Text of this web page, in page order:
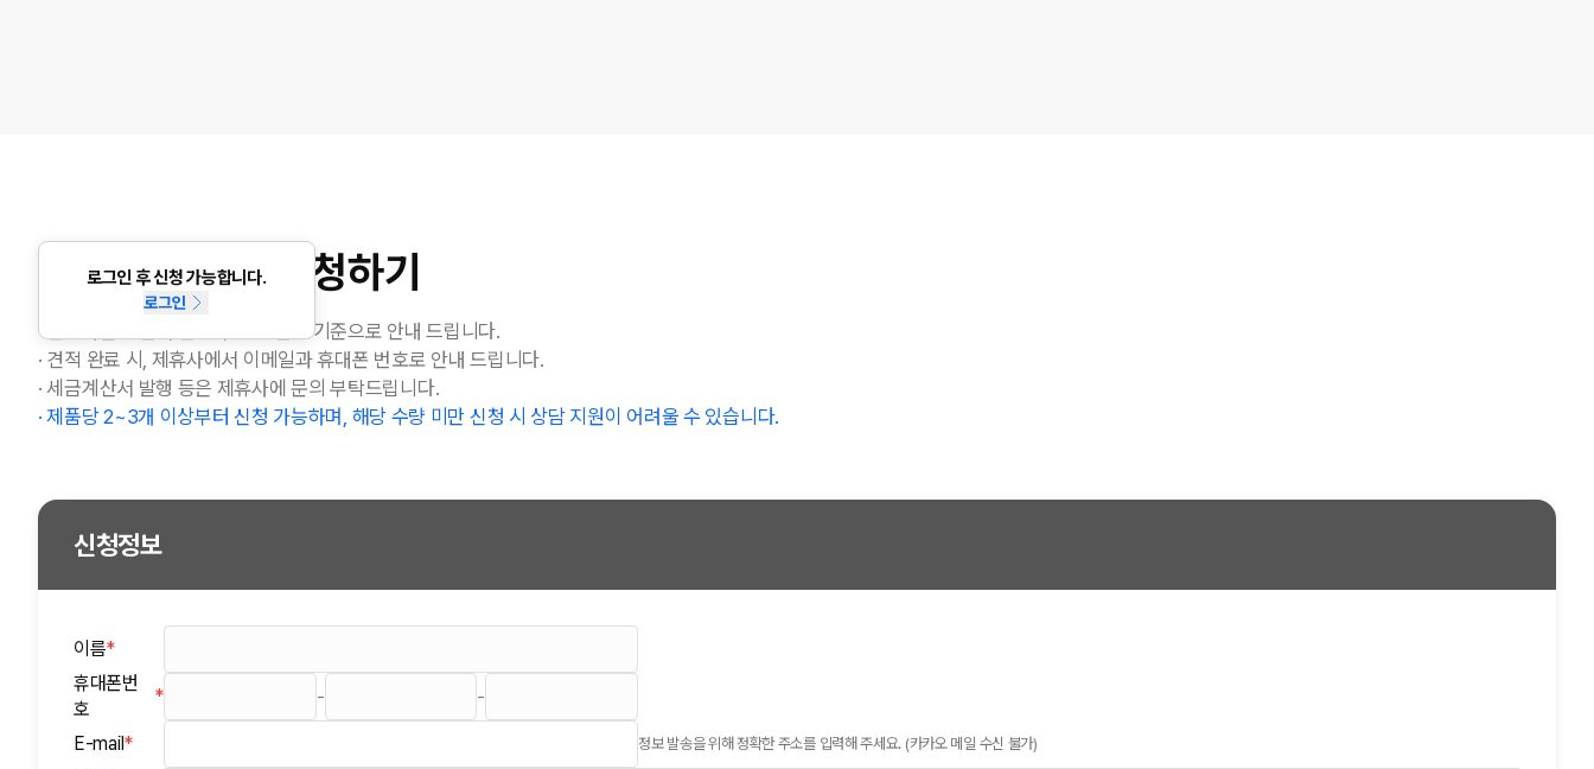
로그인 후 신청 가능합니다.
로그인
대량구매 견적 신청하기
· 견적가는 계산서 발행 무통장 결제 기준으로 안내 드립니다.
· 견적 완료 시, 제휴사에서 이메일과 휴대폰 번호로 안내 드립니다.
· 세금계산서 발행 등은 제휴사에 문의 부탁드립니다.
· 제품당 2~3개 이상부터 신청 가능하며, 해당 수량 미만 신청 시 상담 지원이 어려울 수 있습니다.
신청정보
이름*
(필수)
휴대폰번
호
*
(필수) - -
E-mail*
(필수) 정보 발송을 위해 정확한 주소를 입력해 주세요. (카카오 메일 수신 불가)